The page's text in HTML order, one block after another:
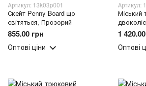
Артикул: 13k03p001
Скейт Penny Board що
світяться, Прозорий
855.00 грн
Оптові ціни
Артикул:
Міський
Scooter
1
Оптові